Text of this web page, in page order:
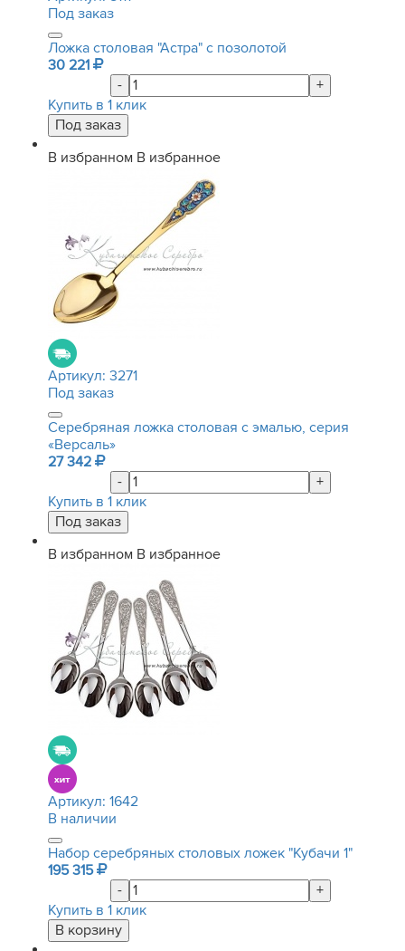
Под заказ
Ложка столовая "Астра" с позолотой
30 221
-
+
Купить в 1 клик
В избранном В избранное
Артикул: 3271
Под заказ
Серебряная ложка столовая с эмалью, серия
«Версаль»
27 342
-
+
Купить в 1 клик
В избранном В избранное
Артикул: 1642
В наличии
Набор серебряных столовых ложек "Кубачи 1"
195 315
-
+
Купить в 1 клик